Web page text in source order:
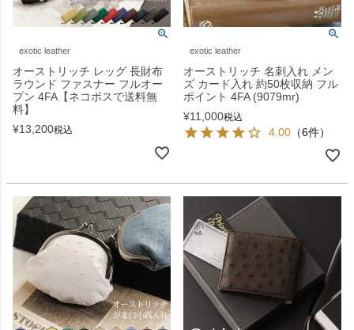
exotic leather
オーストリッチ レッグ 長財布
ラウンド ファスナー フルオー
プン 4FA【ネコポスで送料無
料】
¥13,200税込
exotic leather
オーストリッチ 名刺入れ メン
ズ カード入れ 約50枚収納 フル
ポイント 4FA (9079mr)
¥11,000税込
4.00 （6件）